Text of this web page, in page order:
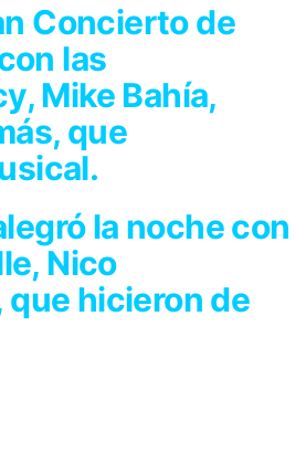
Concierto de
las
Mike Bahía,
que
la noche con
Nico
hicieron de